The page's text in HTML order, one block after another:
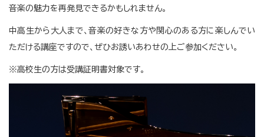
音楽の魅力を再発見できるかもしれません。
中高生から大人まで、音楽の好きな方や関心のある方に楽しんでい
ただける講座ですので、ぜひお誘いあわせの上ご参加ください。
※高校生の方は受講証明書対象です。